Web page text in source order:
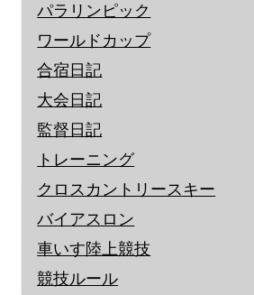
パラリンピック
ワールドカップ
合宿日記
大会日記
監督日記
トレーニング
クロスカントリースキー
バイアスロン
車いす陸上競技
競技ルール